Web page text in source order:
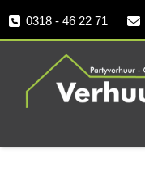
0318 - 46 22 71